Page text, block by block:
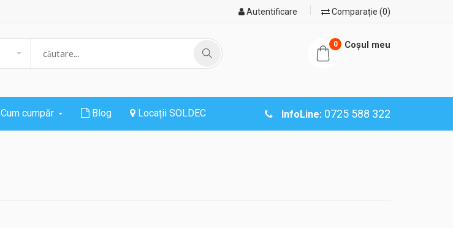
Autentificare Comparație (0)
0 Coşul meu
Cum cumpăr Blog InfoLine: 0725 588 322
Locații SOLDEC